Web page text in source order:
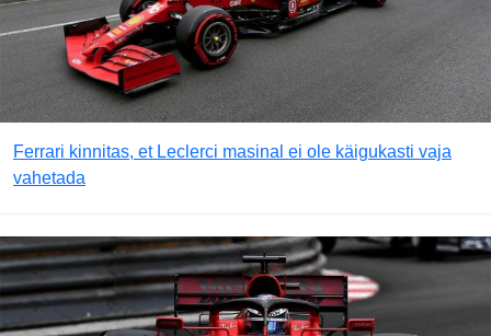
Ferrari kinnitas, et Leclerci masinal ei ole käigukasti vaja
vahetada